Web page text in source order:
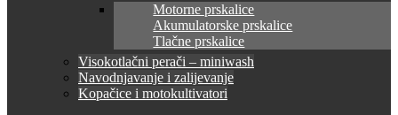
Motorne prskalice
Akumulatorske prskalice
Tlačne prskalice
Visokotlačni perači – miniwash
Navodnjavanje i zalijevanje
Kopačice i motokultivatori